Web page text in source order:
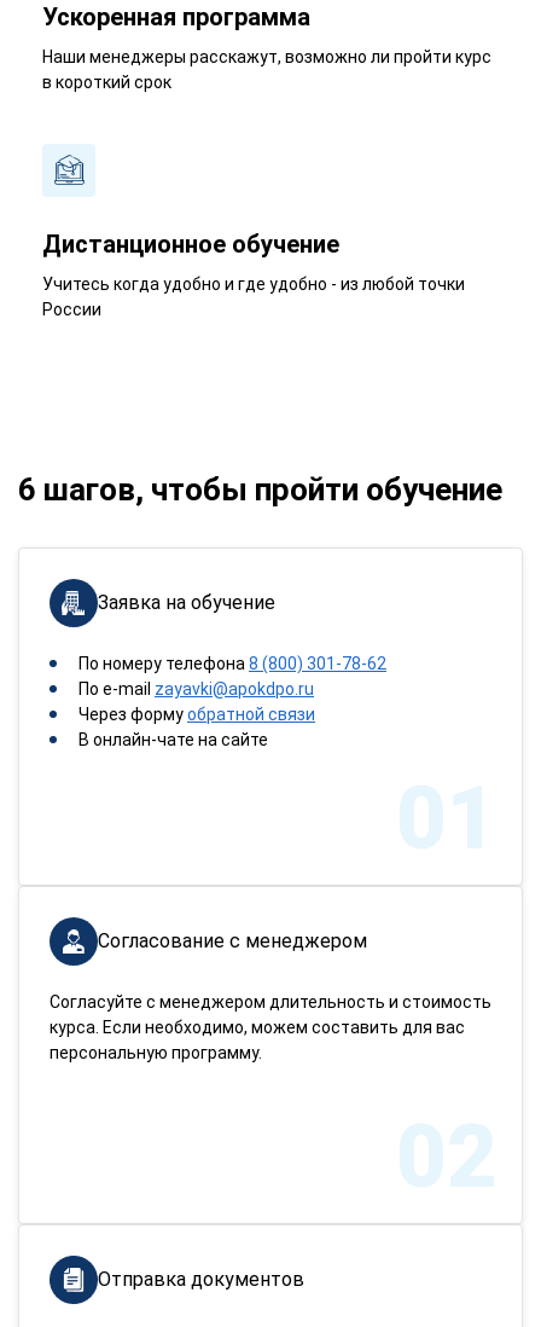
Ускоренная программа
Наши менеджеры расскажут, возможно ли пройти курс
в короткий срок
Дистанционное обучение
Учитесь когда удобно и где удобно - из любой точки
России
6 шагов, чтобы пройти обучение
Заявка на обучение
По номеру телефона 8 (800) 301-78-62
По e-mail zayavki@apokdpo.ru
Через формуобратной связи
В онлайн-чате на сайте
01
Согласование с менеджером
Согласуйте с менеджером длительность и стоимость
курса. Если необходимо, можем составить для вас
персональную программу.
02
Отправка документов